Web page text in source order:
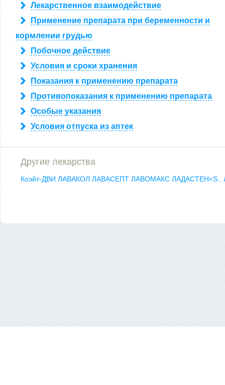
Лекарственное взаимодействие
Применение препарата при беременности и
кормлении грудью
Побочное действие
Условия и сроки хранения
Показания к применению препарата
Противопоказания к применению препарата
Особые указания
Условия отпуска из аптек
Другие лекарства
Коэйт-ДВИ ЛАВАКОЛ ЛАВАСЕПТ ЛАВОМАКС ЛАДАСТЕН<S..